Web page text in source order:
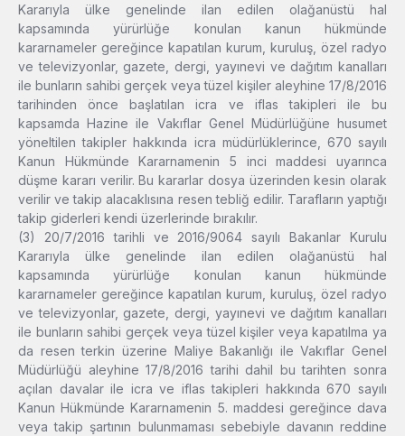
Kararıyla ülke genelinde ilan edilen olağanüstü hal
kapsamında yürürlüğe konulan kanun hükmünde
kararnameler gereğince kapatılan kurum, kuruluş, özel radyo
ve televizyonlar, gazete, dergi, yayınevi ve dağıtım kanalları
ile bunların sahibi gerçek veya tüzel kişiler aleyhine 17/8/2016
tarihinden önce başlatılan icra ve iflas takipleri ile bu
kapsamda Hazine ile Vakıflar Genel Müdürlüğüne husumet
yöneltilen takipler hakkında icra müdürlüklerince, 670 sayılı
Kanun Hükmünde Kararnamenin 5 inci maddesi uyarınca
düşme kararı verilir. Bu kararlar dosya üzerinden kesin olarak
verilir ve takip alacaklısına resen tebliğ edilir. Tarafların yaptığı
takip giderleri kendi üzerlerinde bırakılır.
(3) 20/7/2016 tarihli ve 2016/9064 sayılı Bakanlar Kurulu
Kararıyla ülke genelinde ilan edilen olağanüstü hal
kapsamında yürürlüğe konulan kanun hükmünde
kararnameler gereğince kapatılan kurum, kuruluş, özel radyo
ve televizyonlar, gazete, dergi, yayınevi ve dağıtım kanalları
ile bunların sahibi gerçek veya tüzel kişiler veya kapatılma ya
da resen terkin üzerine Maliye Bakanlığı ile Vakıflar Genel
Müdürlüğü aleyhine 17/8/2016 tarihi dahil bu tarihten sonra
açılan davalar ile icra ve iflas takipleri hakkında 670 sayılı
Kanun Hükmünde Kararnamenin 5. maddesi gereğince dava
veya takip şartının bulunmaması sebebiyle davanın reddine